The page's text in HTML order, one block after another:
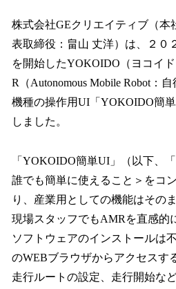
！
数
を
読
み
込
み
中
す
株式会社GEクリエイティブ（本
表取締役：畠山 丈洋）は、２０
を開始したYOKOIDO（ヨコイ
R（Autonomous Mobile Robot：
機種の操作用UI「YOKOIDO簡
しました。
「YOKOIDO簡単UI」（以下、
誰でも簡単に使えること＞をコ
り、産業用としての機能はその
現場スタッフでもAMRを直感的
ソフトウェアのインストールは
のWEBブラウザからアクセスす
走行ルートの設定、走行開始な